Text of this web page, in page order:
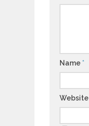
Name *
Website